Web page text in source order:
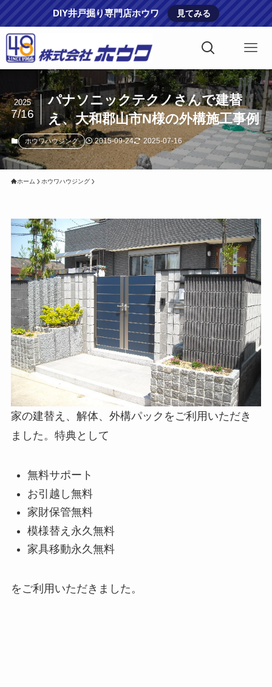
DIY井戸掘り専門店ホウワ 見てみる
パナソニックテクノさんで建替
え、大和郡山市N様の外構施工事例
2025
7/16
ホウワハウジング 2015-09-24 2025-07-16
ホーム ホウワハウジング
家の建替え、解体、外構パックをご利用いただき
ました。特典として
無料サポート
お引越し無料
家財保管無料
模様替え永久無料
家具移動永久無料
をご利用いただきました。